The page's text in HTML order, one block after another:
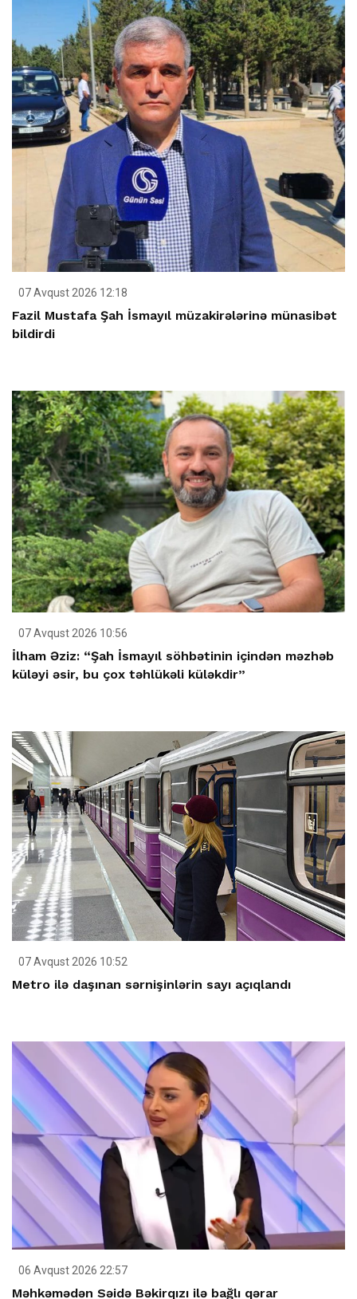
07 Avqust 2026 12:18
Fazil Mustafa Şah İsmayıl müzakirələrinə münasibət
bildirdi
07 Avqust 2026 10:56
İlham Əziz: “Şah İsmayıl söhbətinin içindən məzhəb
küləyi əsir, bu çox təhlükəli küləkdir”
07 Avqust 2026 10:52
Metro ilə daşınan sərnişinlərin sayı açıqlandı
06 Avqust 2026 22:57
Məhkəmədən Səidə Bəkirqızı ilə bağlı qərar